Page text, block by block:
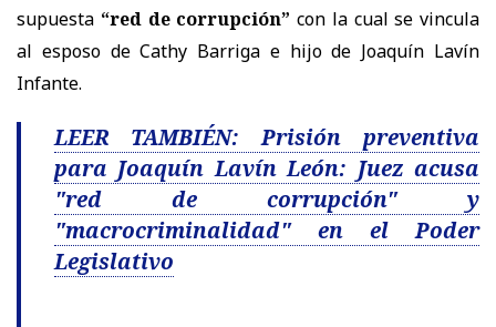
supuesta “red de corrupción” con la cual se vincula
al esposo de Cathy Barriga e hijo de Joaquín Lavín
Infante.
LEER TAMBIÉN: Prisión preventiva
para Joaquín Lavín León: Juez acusa
"red de corrupción" y
"macrocriminalidad" en el Poder
Legislativo